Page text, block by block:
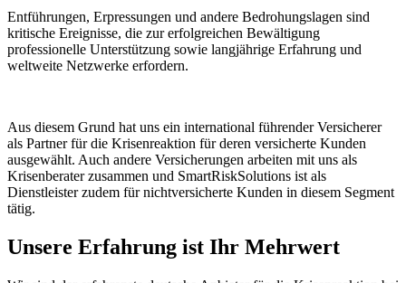
Entführungen, Erpressungen und andere Bedrohungslagen sind
kritische Ereignisse, die zur erfolgreichen Bewältigung
professionelle Unterstützung sowie langjährige Erfahrung und
weltweite Netzwerke erfordern.
Aus diesem Grund hat uns ein international führender Versicherer
als Partner für die Krisenreaktion für deren versicherte Kunden
ausgewählt. Auch andere Versicherungen arbeiten mit uns als
Krisenberater zusammen und SmartRiskSolutions ist als
Dienstleister zudem für nichtversicherte Kunden in diesem Segment
tätig.
Unsere Erfahrung ist Ihr Mehrwert